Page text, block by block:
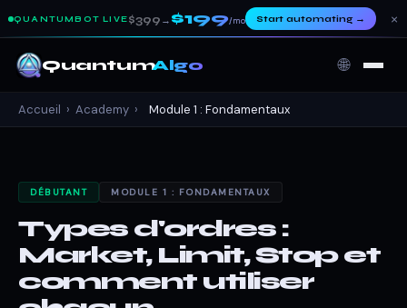
QUANTUMBOT LIVE $399 → $199/mo Start automating→ ×
QuantumAlgo 🌐
Accueil › Academy › Module 1 : Fondamentaux
DÉBUTANT MODULE 1 : FONDAMENTAUX
Types d'ordres :
Market, Limit, Stop et
comment utiliser